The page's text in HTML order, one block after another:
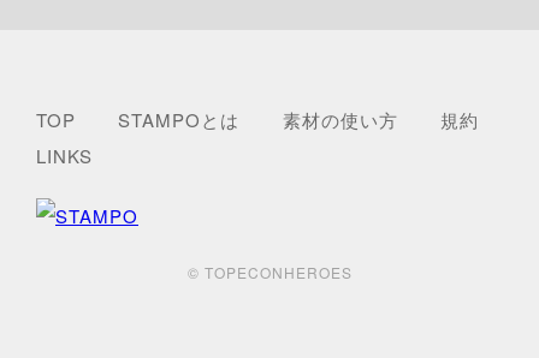
TOP STAMPOとは 素材の使い方
規約
LINKS
© TOPECONHEROES